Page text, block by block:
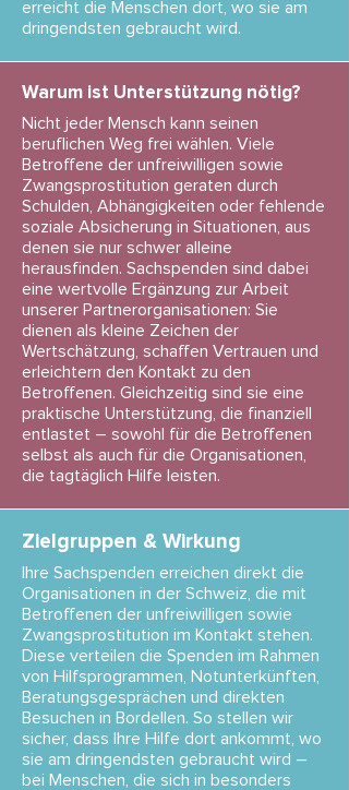
erreicht die Menschen dort, wo sie am
dringendsten gebraucht wird.
Warum ist Unterstützung nötig?
Nicht jeder Mensch kann seinen
beruflichen Weg frei wählen. Viele
Betroffene der unfreiwilligen sowie
Zwangsprostitution geraten durch
Schulden, Abhängigkeiten oder fehlende
soziale Absicherung in Situationen, aus
denen sie nur schwer alleine
herausfinden. Sachspenden sind dabei
eine wertvolle Ergänzung zur Arbeit
unserer Partnerorganisationen: Sie
dienen als kleine Zeichen der
Wertschätzung, schaffen Vertrauen und
erleichtern den Kontakt zu den
Betroffenen. Gleichzeitig sind sie eine
praktische Unterstützung, die finanziell
entlastet – sowohl für die Betroffenen
selbst als auch für die Organisationen,
die tagtäglich Hilfe leisten.
Zielgruppen & Wirkung
Ihre Sachspenden erreichen direkt die
Organisationen in der Schweiz, die mit
Betroffenen der unfreiwilligen sowie
Zwangsprostitution im Kontakt stehen.
Diese verteilen die Spenden im Rahmen
von Hilfsprogrammen, Notunterkünften,
Beratungsgesprächen und direkten
Besuchen in Bordellen. So stellen wir
sicher, dass Ihre Hilfe dort ankommt, wo
sie am dringendsten gebraucht wird –
bei Menschen, die sich in besonders